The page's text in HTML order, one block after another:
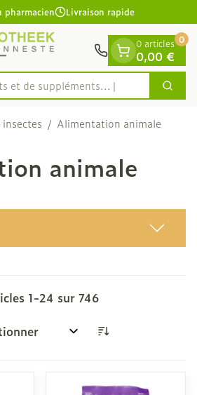
pharmacien Livraison rapide
e
0 articles
0,00 €
0
/ Alimentation animale
animale
1-24 sur 746